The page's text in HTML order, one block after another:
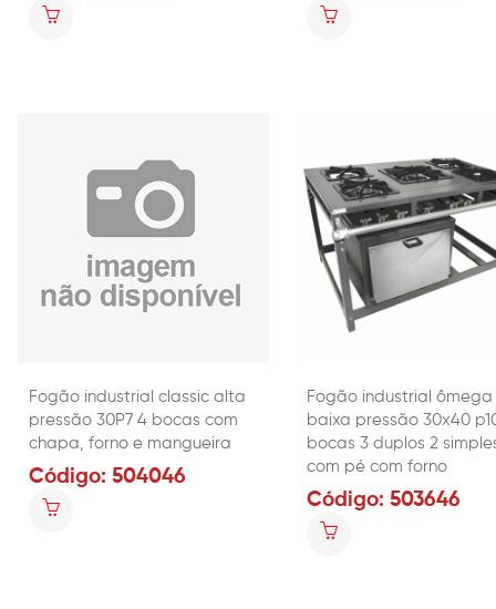
Fogão industrial classic alta
pressão 30P7 4 bocas com
chapa, forno e mangueira
Código: 504046
Fogão industrial ômega
baixa pressão 30x40
bocas 3 duplos 2
com pé com forno
Código: 503646